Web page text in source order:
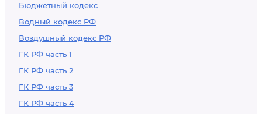
Бюджетный кодекс
Водный кодекс РФ
Воздушный кодекс РФ
ГК РФ часть 1
ГК РФ часть 2
ГК РФ часть 3
ГК РФ часть 4